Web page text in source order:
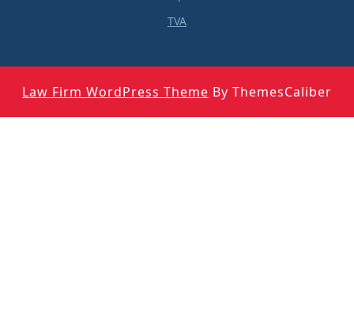
TVA
Law Firm WordPress Theme By ThemesCaliber